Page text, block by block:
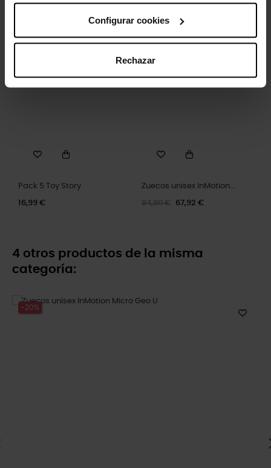
Configurar cookies
Rechazar
Pack 5 Toy Story
16,99 €
Zuecos unisex InMotion...
84,90 € 67,92 €
4 otros productos de la misma
categoría:
-20%